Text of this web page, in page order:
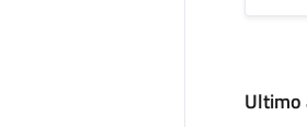
Ultimo